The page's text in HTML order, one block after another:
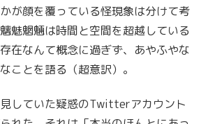
が顔を覆っている怪現象は分けて考
魅魍魎は時間と空間を超越している
在なんて概念に過ぎず、あやふやな
ことを語る（超意訳）。
していた疑惑のTwitterアカウント